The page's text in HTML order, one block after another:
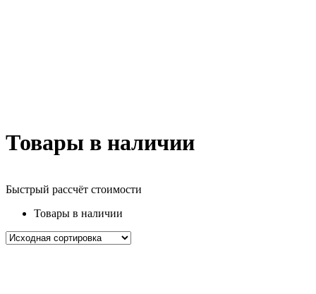
Товары в наличии
Быстрый рассчёт стоимости
Товары в наличии